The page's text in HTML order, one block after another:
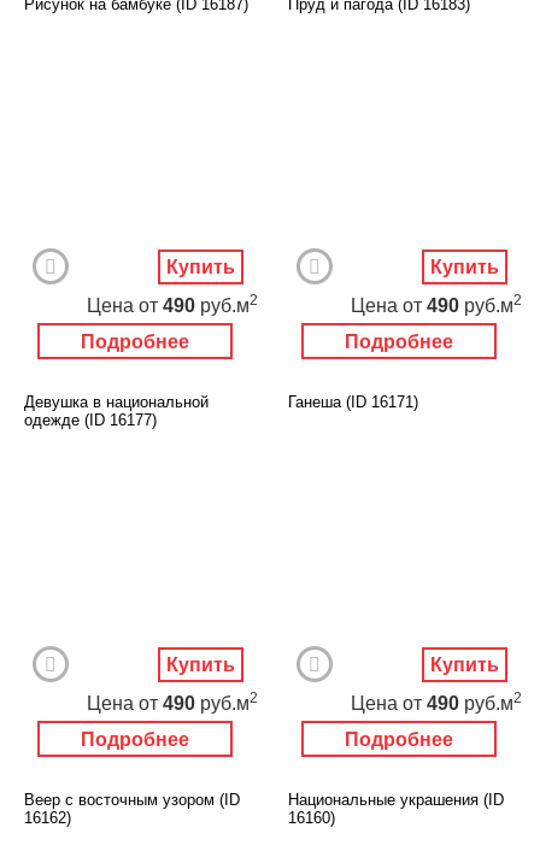
Рисунок на бамбуке (ID 16187)
Подробнее
Цена от 490 руб.м2
Купить
Пруд и пагода (ID 16183)
Подробнее
Цена от 490 руб.м2
Купить
Девушка в национальной
одежде (ID 16177)
Подробнее
Цена от 490 руб.м2
Купить
Ганеша (ID 16171)
Подробнее
Цена от 490 руб.м2
Купить
Веер с восточным узором (ID
16162)
Национальные украшения (ID
16160)